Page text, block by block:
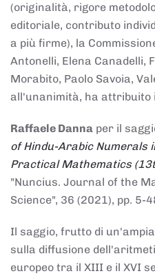
(originalità, rigore
editoriale, contributo
a più firme), la
Antonelli, Elena Canadelli,
Morabito, Paolo Savoia,
all'unanimità, ha attribuito
Raffaele Danna per il
of Hindu-Arabic Numerals
Practical Mathematics
"Nuncius. Journal of the
Science", 36 (2021), pp. 5-
Il saggio, frutto di
sulla diffusione
europeo tra il XIII e il XVI